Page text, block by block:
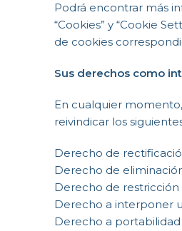
Podrá encontrar más
“Cookies” y “Cookie
de cookies
Sus derechos como
En cualquier
reivindicar los
Derecho de
Derecho de
Derecho de
Derecho a interponer
Derecho a portabilidad